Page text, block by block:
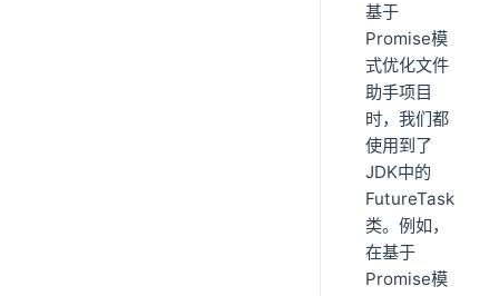
基于
Promise模
式优化文件
助手项目
时，我们都
使用到了
JDK中的
FutureTask
类。例如，
在基于
Promise模